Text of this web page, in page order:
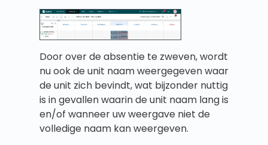
Door over de absentie te zweven, wordt
nu ook de unit naam weergegeven waar
de unit zich bevindt, wat bijzonder nuttig
is in gevallen waarin de unit naam lang is
en/of wanneer uw weergave niet de
volledige naam kan weergeven.